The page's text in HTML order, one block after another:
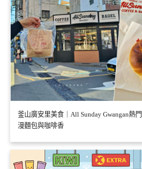
釜山廣安里美食｜All Sunday Gwangan熱
漫麵包與咖啡香